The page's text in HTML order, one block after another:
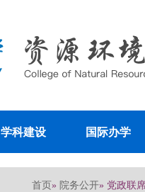
学科建设 国际办学
首页» 院务公开» 党政联